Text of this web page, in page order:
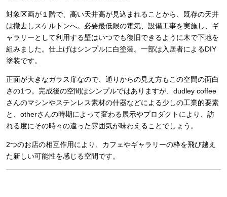
対象区画が１階で、高い天井高が見込まれることから、既存の天井
は撤去しスケルトンへ。必要最低限の電気、設備工事を実施し、ギ
ャラリーとして利用する壁はいつでも復旧できるように木で下地を
組みました。仕上げはシンプルに白塗装。一部は入居者によるDIY
塗装です。
正面が大きなガラス扉なので、通りからの見え方もこの空間の面白
さの1つ。完成後の空間はシンプルではありますが、dudley coffee
さんのマシンやステンレス素材の什器などによる少しの工業的要素
と、otherさんの時期によって変わる展示やプロダクトにより、訪
れる度にその時々の違った雰囲気が味わえることでしょう。
2つのお店の相互作用により、カフェやギャラリーの枠を飛び越え
た新しい可能性を感じる空間です。